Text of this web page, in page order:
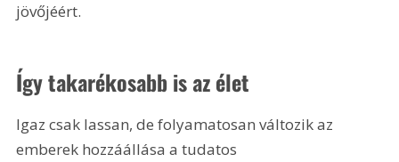
jövőjéért.
Így takarékosabb is az élet
Igaz csak lassan, de folyamatosan változik az
emberek hozzáállása a tudatos